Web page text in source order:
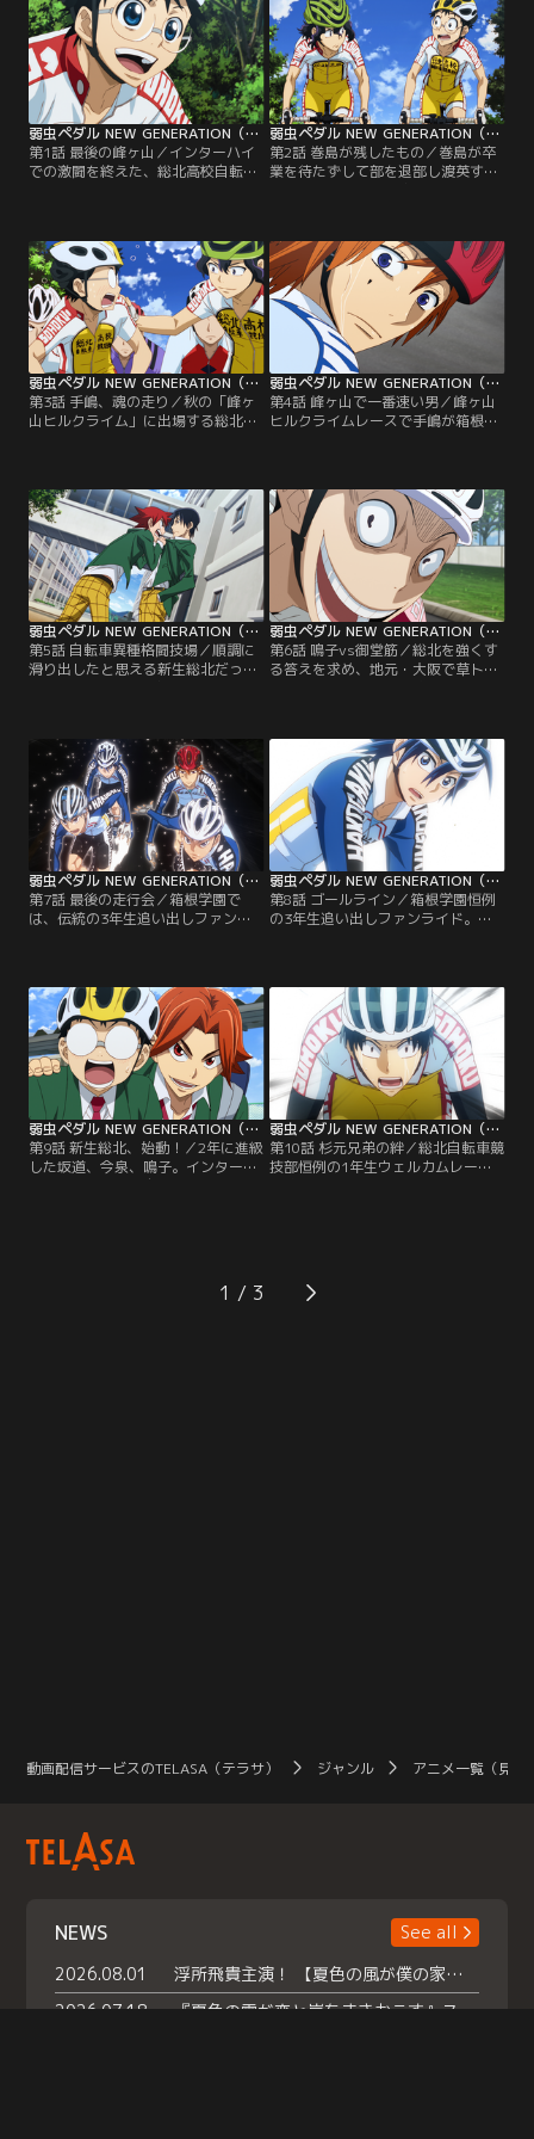
弱虫ペダル NEW GENERATION（第三期） 第01話
第1話 最後の峰ヶ山／インターハイ
での激闘を終えた、総北高校自転車
チームとしての新たな闘いに向けて
走り出していた。総北の新キャプテ
ンに任命された手嶋も、盟友の青八
木と共に連覇を目指し動き出す。そ
んな中坂道は憧れの先輩である巻島
から、ある事を告げられる…。
弱虫ペダル NEW GENERATION（第三期） 第02話
第2話 巻島が残したもの／巻島が卒
業を待たずして部を退部し渡英する
からクライマーとしての魂を受け継
いだ手嶋が「ゆっくりでいい」と語
りかける。一方、箱根学園も新キャ
プテンに泉田が任命され今年の雪辱
を果たすべく新生チームが始動。そ
の中には新たなメンバーが…。
弱虫ペダル NEW GENERATION（第三期） 第03話
第3話 手嶋、魂の走り／秋の「峰ヶ
山ヒルクライム」に出場する総北高
萎縮してしまう。一方、箱根学園は
2年生の葦木場拓斗を送り込んでき
た。202cmという長身を活かし
た“メトロノームダンシング”で他を
圧倒する葦木場に対し…。
弱虫ペダル NEW GENERATION（第三期） 第04話
第4話 峰ヶ山で一番速い男／峰ヶ山
ヒルクライムレースで手嶋が箱根学
ルを回し、葦木場に迫る！一方、田
所の卒業レースとなる「湾岸クリテ
リウム」では、鳴子と青八木もエー
ススプリンターの座を賭けて勝負！
弱虫ペダル NEW GENERATION（第三期） 第05話
第5話 自転車異種格闘技場／順調に
滑り出したと思える新生総北だった
が勝つためにオールラウンダーにな
れと言い放つ。自分はスプリンター
であると反発しつつも、先輩の抜け
た穴の大きさを痛感していた鳴子
は、ある決意を胸に地元大阪に向か
う…。
弱虫ペダル NEW GENERATION（第三期） 第06話
第6話 鳴子vs御堂筋／総北を強くす
る答えを求め、地元・大阪で草トラ
感する鳴子だったが、そこに京都伏
見高校のエース御堂筋翔が現れる。
「大切なもの」を賭けた勝負を持ち
掛ける御堂筋に、鳴子は全力のスプ
リントで挑む！そして御堂筋も更な
る強さを求めていた…！
弱虫ペダル NEW GENERATION（第三期） 第07話
第7話 最後の走行会／箱根学園で
は、伝統の3年生追い出しファンラ
新世代の本気レースに！箱根学園
の“王者”としての意志を受け継ぐた
め、そして憧れである3年たちを超
えようとする新世代と、それを迎え
撃つ3年生。
弱虫ペダル NEW GENERATION（第三期） 第08話
第8話 ゴールライン／箱根学園恒例
の3年生追い出しファンライド。福
は山岳区間に突入、東堂と真波のク
ライム勝負へ。どこか思い悩む様子
の真波に、東堂が語り掛け…。一
方、福富と荒北、葦木場と黒田のエ
ースとエースアシストのコンビ同士
も熱い火花を散らす！
弱虫ペダル NEW GENERATION（第三期） 第09話
第9話 新生総北、始動！／2年に進級
した坂道、今泉、鳴子。インターハ
イで優勝した総北自転車競技部に
の中には、中学から活躍していた鏑
弱虫ペダル NEW GENERATION（第三期） 第10話
第10話 杉元兄弟の絆／総北自転車競
技部恒例の1年生ウェルカムレース
メンバー入りを狙う鏑木と段竹は凄
まじいスピードでレースをリードす
1
動画配信サービスのTELASA（テラサ） ジャンル アニメ一覧（見放
NEWS
See all
2026.08.01
浮所飛貴主演！ 【夏色の風が僕の家にやってきた】 本日よりテラサで独占配信スタート！
2026.07.18
『夏色の雲が恋と嵐をまきおこす』スペシャルメイキング 【Part1】2026年７月18日（土）23時30分～配信スタート！話題のシーンの裏側を大公開！豪華キャスト大集合！ 『武宮家 真夏の家族会議』開催！